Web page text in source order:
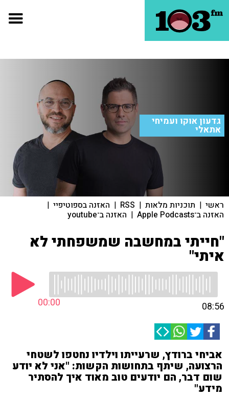
גדעון אוקו ועמיחי
אתאלי
ראשי | תוכניות מלאות |
RSS
| האזנה בספוטיפיי |
האזנה ב־Apple Podcasts | האזנה ב־youtube
"חייתי במחשבה שמשפחתי לא
איתי"
00:00 08:56
אביחי ברודץ, שרעייתו וילדיו נחטפו לשטחי
הרצועה, שיתף בתחושות הקשות: "אני לא יודע
שום דבר, הם יודעים טוב מאוד איך להסתיר
מידע"